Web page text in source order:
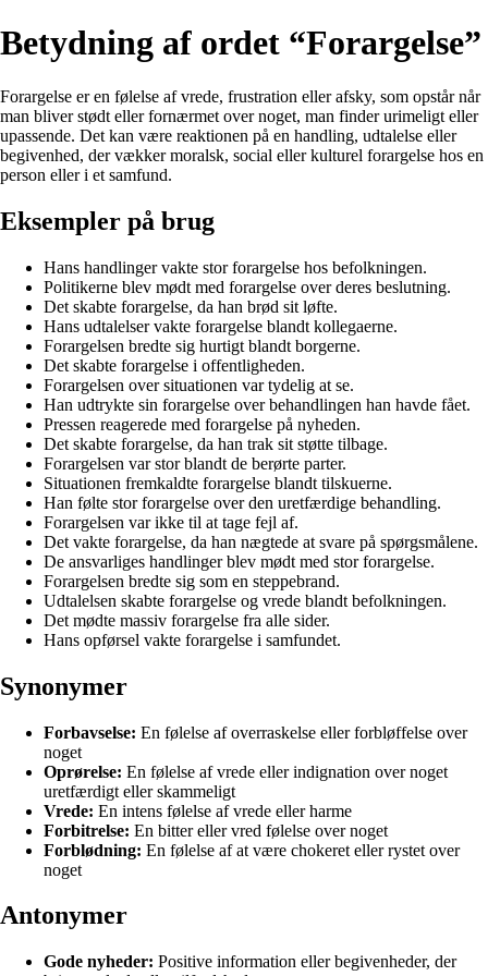
Betydning af ordet “Forargelse”
Forargelse er en følelse af vrede, frustration eller afsky, som opstår når
man bliver stødt eller fornærmet over noget, man finder urimeligt eller
upassende. Det kan være reaktionen på en handling, udtalelse eller
begivenhed, der vækker moralsk, social eller kulturel forargelse hos en
person eller i et samfund.
Eksempler på brug
Hans handlinger vakte stor forargelse hos befolkningen.
Politikerne blev mødt med forargelse over deres beslutning.
Det skabte forargelse, da han brød sit løfte.
Hans udtalelser vakte forargelse blandt kollegaerne.
Forargelsen bredte sig hurtigt blandt borgerne.
Det skabte forargelse i offentligheden.
Forargelsen over situationen var tydelig at se.
Han udtrykte sin forargelse over behandlingen han havde fået.
Pressen reagerede med forargelse på nyheden.
Det skabte forargelse, da han trak sit støtte tilbage.
Forargelsen var stor blandt de berørte parter.
Situationen fremkaldte forargelse blandt tilskuerne.
Han følte stor forargelse over den uretfærdige behandling.
Forargelsen var ikke til at tage fejl af.
Det vakte forargelse, da han nægtede at svare på spørgsmålene.
De ansvarliges handlinger blev mødt med stor forargelse.
Forargelsen bredte sig som en steppebrand.
Udtalelsen skabte forargelse og vrede blandt befolkningen.
Det mødte massiv forargelse fra alle sider.
Hans opførsel vakte forargelse i samfundet.
Synonymer
Forbavselse: En følelse af overraskelse eller forbløffelse over
noget
Oprørelse: En følelse af vrede eller indignation over noget
uretfærdigt eller skammeligt
Vrede: En intens følelse af vrede eller harme
Forbitrelse: En bitter eller vred følelse over noget
Forblødning: En følelse af at være chokeret eller rystet over
noget
Antonymer
Gode nyheder: Positive information eller begivenheder, der